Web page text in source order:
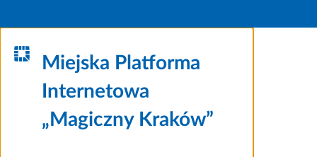
Miejska Platforma
Internetowa
„Magiczny Kraków”